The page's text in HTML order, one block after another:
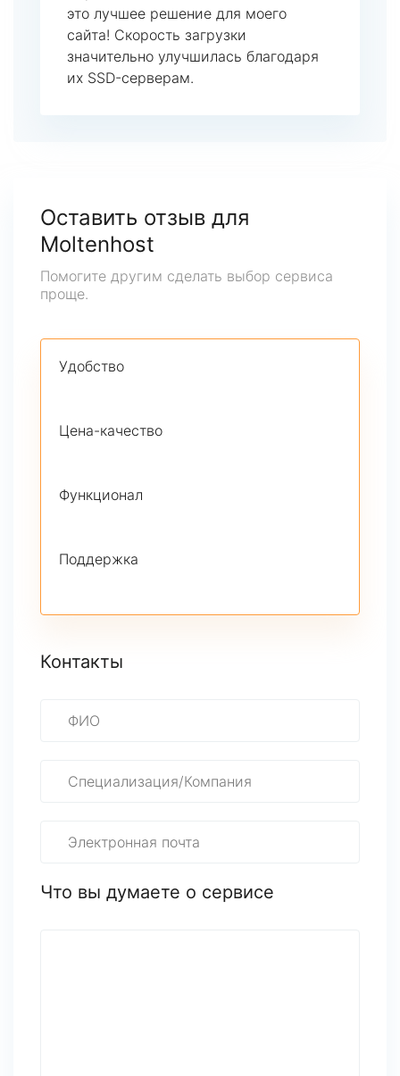
это лучшее решение для моего
сайта! Скорость загрузки
значительно улучшилась благодаря
их SSD-серверам.
Оставить отзыв для
Moltenhost
Помогите другим сделать выбор сервиса
проще.
Удобство
Цена-качество
Функционал
Поддержка
Контакты
Что вы думаете о сервисе